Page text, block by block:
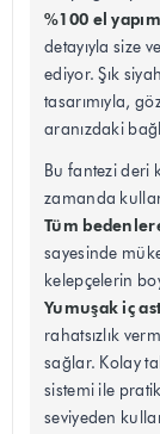
%100 el
detayıyla size
ediyor. Şık
tasarımıyla,
aranızdaki
Bu fantezi deri
zamanda
Tüm
sayesinde
kelepçelerin
Yumuşak iç
rahatsızlık
sağlar. Kolay
sistemi ile
seviyeden